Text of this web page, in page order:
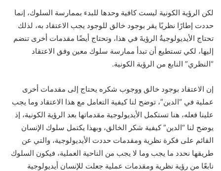
لكن الرؤية الكونية ليست كافية وحدها للبدء بممارسة السلوك، إنما
حددت إطارًا نظريًا يقر بوجود خالق للوجود يجب الاعتقاد به، لذلك
تحتاج الأيديولوجيةُ الرؤيةَ في هذا، وتحتاج أيضًا مقدمات أخرى تنضم
إليها، لكي تستطيع أن تبدأ ممارسة سلوك معين وفق الاعتقاد
“النظري” النابع من الرؤية الكونية.
إن الاعتقاد بوجود خالق ووجوب شكره يحتاج إلى مقدمات أخرى
عملية في “الدين”، توضح لنا كيفية التعامل مع هذا الاعتقاد وما يجب
علينا فعله، هنا تستكمل الأيديولوجية مقدماتها بعد الرؤية الكونية، إذ
يوضح لنا “الدين” كيفية شكر الخالق، وبهذا يكتمل سلوك الإنسان
القائم على فكرة نظرية ومقدمات حددت الأيديولوجية، والتي عن
طريقها نحدد ما يجب وما لا يجب من الناحية العملية، فيكون السلوك
نابعًا من رؤية نظرية ومقدمات عملية جعلت للإنسان أيديولوجية